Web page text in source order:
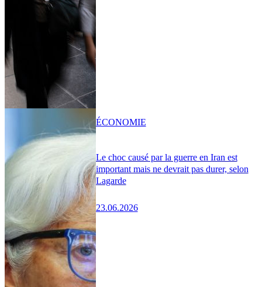
Le choc causé par la guerre en Iran est
important mais ne devrait pas durer, selon
Lagarde
23.06.2026
ÉCONOMIE